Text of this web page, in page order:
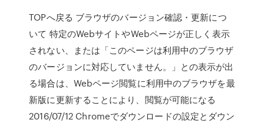
TOPへ戻る ブラウザのバージョン確認・更新につ
いて 特定のWebサイトやWebページが正しく表示
されない、または「このページは利用中のブラウザ
のバージョンに対応していません。」との表示が出
る場合は、Webページ閲覧に利用中のブラウザを最
新版に更新することにより、閲覧が可能になる
2016/07/12 Chromeでダウンロードの設定とダウン